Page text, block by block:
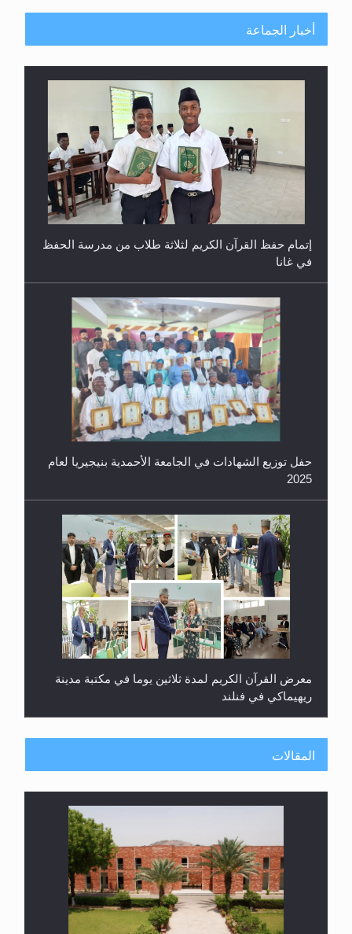
أخبار الجماعة
إتمام حفظ القرآن الكريم لثلاثة طلاب من مدرسة الحفظ
في غانا
حفل توزيع الشهادات في الجامعة الأحمدية بنيجيريا لعام
2025
معرض القرآن الكريم لمدة ثلاثين يوما في مكتبة مدينة
ريهيماكي في فنلند
ندوة حول نظام الوصية في الجماعة الأحمدية في
شيتاغونغ – بنغلاديش
المقالات